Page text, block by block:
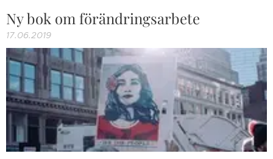
Ny bok om förändringsarbete
17.06.2019